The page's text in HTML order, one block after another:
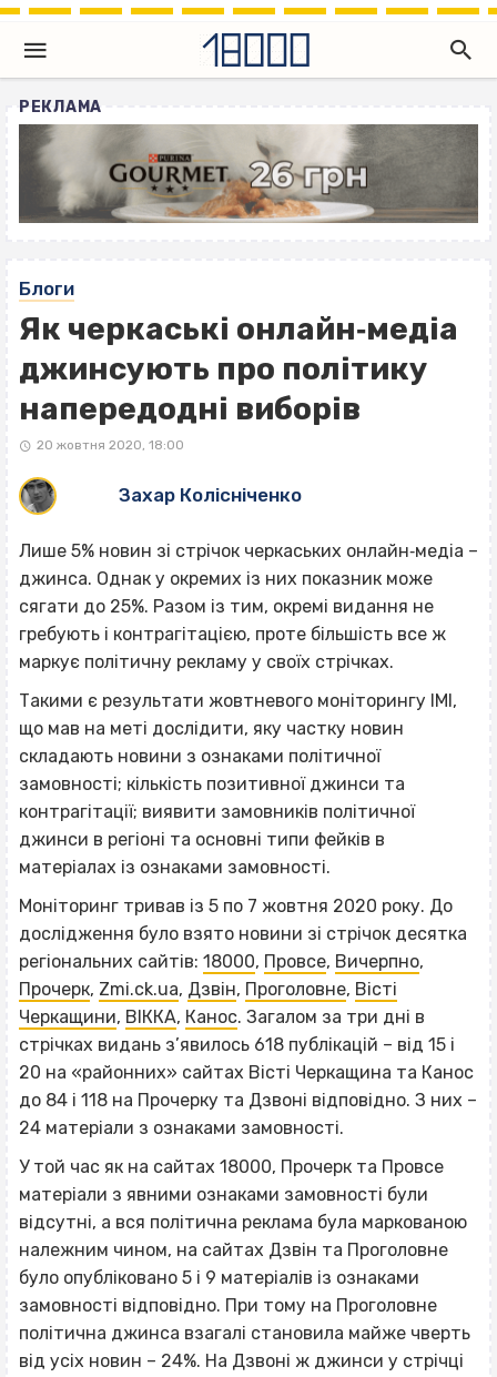
РЕКЛАМА
Блоги
Як черкаські онлайн‐медіа
джинсують про політику
напередодні виборів
20 жовтня 2020, 18:00
Захар Колісніченко
Лише 5% новин зі стрічок черкаських онлайн‐медіа –
джинса. Однак у окремих із них показник може
сягати до 25%. Разом із тим, окремі видання не
гребують і контрагітацією, проте більшість все ж
маркує політичну рекламу у своїх стрічках.
Такими є результати жовтневого моніторингу ІМІ,
що мав на меті дослідити, яку частку новин
складають новини з ознаками політичної
замовності; кількість позитивної джинси та
контрагітації; виявити замовників політичної
джинси в регіоні та основні типи фейків в
матеріалах із ознаками замовності.
Моніторинг тривав із 5 по 7 жовтня 2020 року. До
дослідження було взято новини зі стрічок десятка
регіональних сайтів: 18000, Провсе, Вичерпно,
Прочерк, Zmi.ck.ua, Дзвін, Проголовне, Вісті
Черкащини, ВІККА, Канос. Загалом за три дні в
стрічках видань з’явилось 618 публікацій – від 15 і
20 на «районних» сайтах Вісті Черкащина та Канос
до 84 і 118 на Прочерку та Дзвоні відповідно. З них –
24 матеріали з ознаками замовності.
У той час як на сайтах 18000, Прочерк та Провсе
матеріали з явними ознаками замовності були
відсутні, а вся політична реклама була маркованою
належним чином, на сайтах Дзвін та Проголовне
було опубліковано 5 і 9 матеріалів із ознаками
замовності відповідно. При тому на Проголовне
політична джинса взагалі становила майже чверть
від усіх новин – 24%. На Дзвоні ж джинси у стрічці